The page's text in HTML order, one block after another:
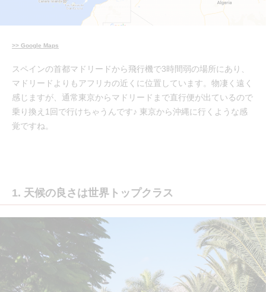
>> Google Maps
スペインの首都マドリードから飛行機で3時間弱の場所にあり、
マドリードよりもアフリカの近くに位置しています。物凄く遠く
感じますが、通常東京からマドリードまで直行便が出ているので
乗り換え1回で行けちゃうんです♪ 東京から沖縄に行くような感
覚ですね。
1. 天候の良さは世界トップクラス